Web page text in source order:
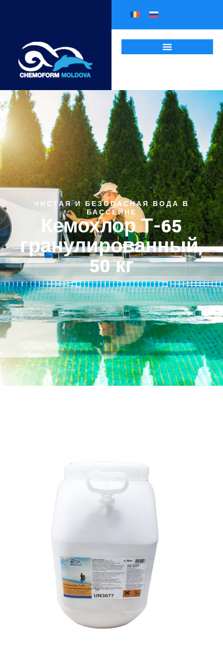
ЧИСТАЯ И БЕЗОПАСНАЯ ВОДА В
БАССЕЙНЕ
Кемохлор Т-65
гранулированный,
50 кг